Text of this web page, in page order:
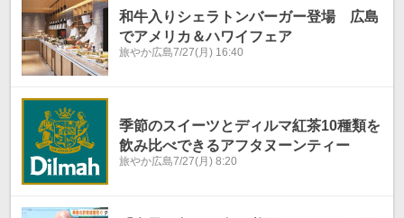
和牛入りシェラトンバーガー登場 広島
でアメリカ＆ハワイフェア
旅やか広島7/27(月) 16:40
季節のスイーツとディルマ紅茶10種類を
飲み比べできるアフタヌーンティー
旅やか広島7/27(月) 8:20